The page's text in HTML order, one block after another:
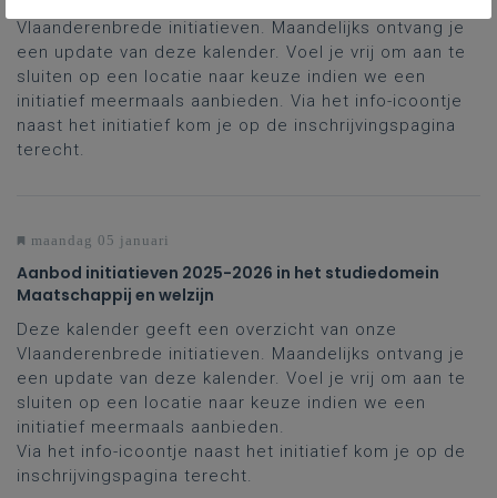
Vlaanderenbrede initiatieven. Maandelijks ontvang je
een update van deze kalender. Voel je vrij om aan te
sluiten op een locatie naar keuze indien we een
initiatief meermaals aanbieden. Via het info-icoontje
naast het initiatief kom je op de inschrijvingspagina
terecht.
maandag 05 januari
Aanbod initiatieven 2025-2026 in het studiedomein
Maatschappij en welzijn
Deze kalender geeft een overzicht van onze
Vlaanderenbrede initiatieven. Maandelijks ontvang je
een update van deze kalender. Voel je vrij om aan te
sluiten op een locatie naar keuze indien we een
initiatief meermaals aanbieden.
Via het info-icoontje naast het initiatief kom je op de
inschrijvingspagina terecht.